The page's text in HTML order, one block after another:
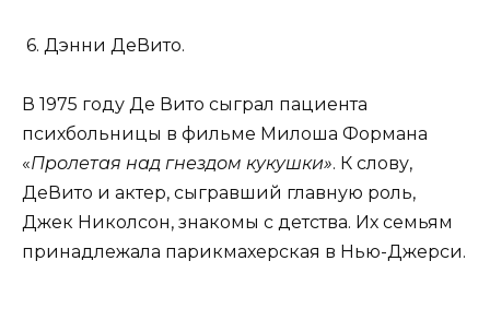
6. Дэнни ДеВито.
В 1975 году Де Вито сыграл пациента
психбольницы в фильме Милоша Формана
«Пролетая над гнездом кукушки». К слову,
ДеВито и актер, сыгравший главную роль,
Джек Николсон, знакомы с детства. Их семьям
принадлежала парикмахерская в Нью-Джерси.